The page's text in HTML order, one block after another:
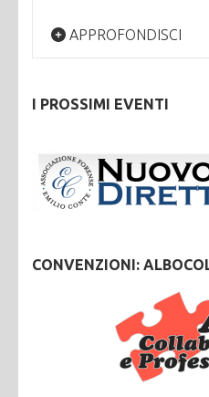
APPROFONDISCI
I PROSSIMI EVENTI
CONVENZIONI: